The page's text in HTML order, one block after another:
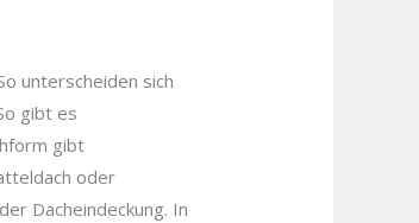
unterscheiden sich
gibt es
gibt
oder
Dacheindeckung. In